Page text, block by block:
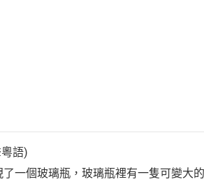
語)
一個玻璃瓶，玻璃瓶裡有一隻可變大